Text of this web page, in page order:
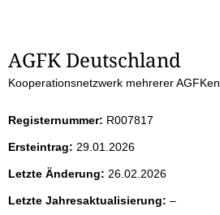
S
e
i
t
e
AGFK Deutschland
Kooperationsnetzwerk mehrerer AGFKen
Registernummer: R007817
Ersteintrag: 29.01.2026
Letzte Änderung: 26.02.2026
Letzte Jahresaktualisierung: –l